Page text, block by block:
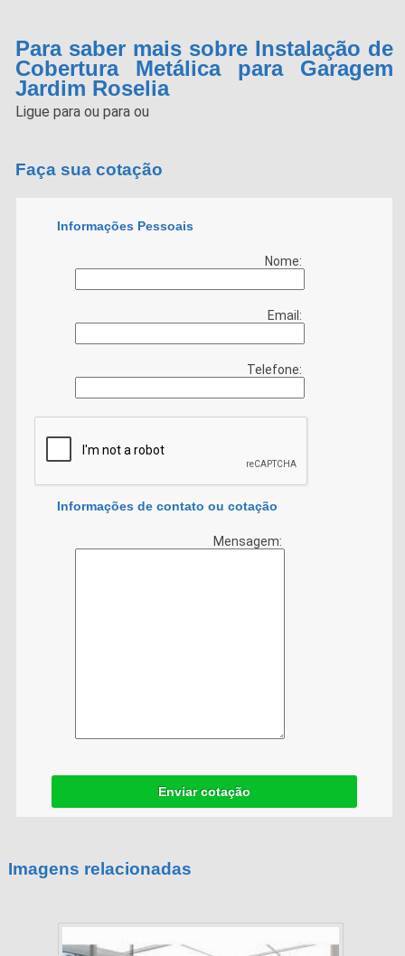
Para saber mais sobre Instalação de
Cobertura Metálica para Garagem
Jardim Roselia
Ligue paraou paraou
Faça sua cotação
Informações Pessoais
Nome:
Email:
Telefone:
Informações de contato ou cotação
Mensagem:
Enviar cotação
Imagens relacionadas